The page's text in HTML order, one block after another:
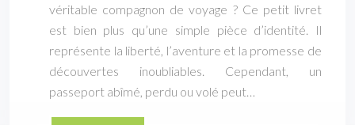
véritable compagnon de voyage ? Ce petit livret
est bien plus qu’une simple pièce d’identité. Il
représente la liberté, l’aventure et la promesse de
découvertes inoubliables. Cependant, un
passeport abîmé, perdu ou volé peut…